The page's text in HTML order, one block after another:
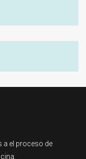
a el proceso de